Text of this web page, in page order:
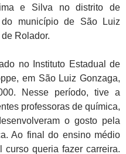
e Silva no distrito de
município de São Luiz
Rolador.
no Instituto Estadual de
em São Luiz Gonzaga,
Nesse período, tive a
professoras de química,
o gosto pela
Ao final do ensino médio
curso queria fazer carreira.